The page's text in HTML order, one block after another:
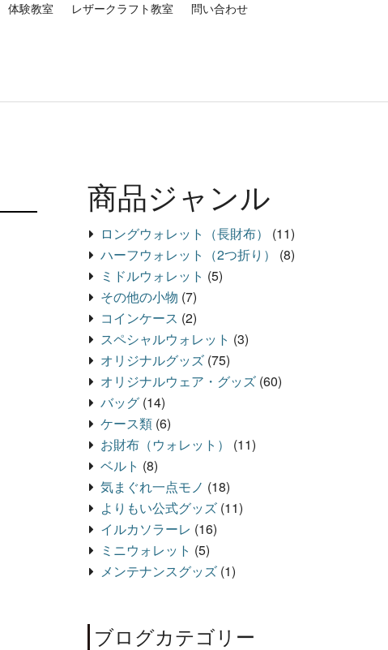
体験教室 レザークラフト教室 問い合わせ
商品ジャンル
ロングウォレット（長財布）
(11)
ハーフウォレット（2つ折り）
(8)
ミドルウォレット (5)
その他の小物 (7)
コインケース (2)
スペシャルウォレット (3)
オリジナルグッズ (75)
オリジナルウェア・グッズ (60)
バッグ (14)
ケース類 (6)
お財布（ウォレット）
(11)
ベルト (8)
気まぐれ一点モノ (18)
よりもい公式グッズ (11)
イルカソラーレ (16)
ミニウォレット (5)
メンテナンスグッズ (1)
ブログカテゴリー